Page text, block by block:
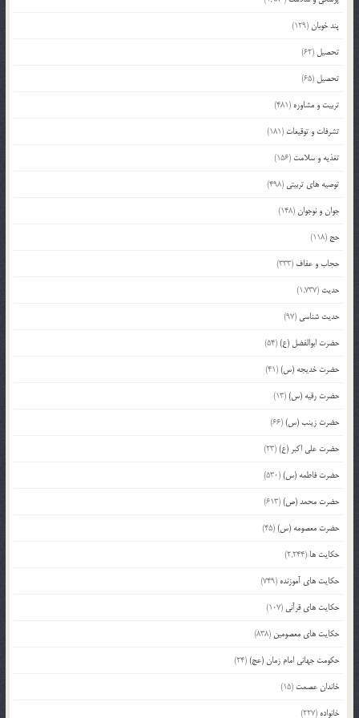
پند خوبان(129)
تحصیل (62)
تحصیل (65)
تربیت و مشاوره (481)
تشرفات و توقیعات (181)
تغذیه و سلامت (156)
توصیه های تربیتی (498)
جوان و نوجوان(148)
حج (118)
حجاب و عفاف (333)
حدیث (1,737)
حدیث شناسی (97)
حضرت ابوالفضل (ع)(54)
حضرت خدیجه (س)(41)
حضرت رقیه (س)(13)
حضرت زینب (س)(66)
حضرت علی اکبر (ع)(23)
حضرت فاطمه (س)(530)
حضرت محمد (ص)(613)
حضرت معصومه (س)(45)
حکایت ها (2,244)
حکایت های آموزنده (749)
حکایت های قرآنی (107)
حکایت های معصومین (838)
حکومت جهانی امام زمان (عج)(24)
خاندان عصمت (15)
خانواده (227)